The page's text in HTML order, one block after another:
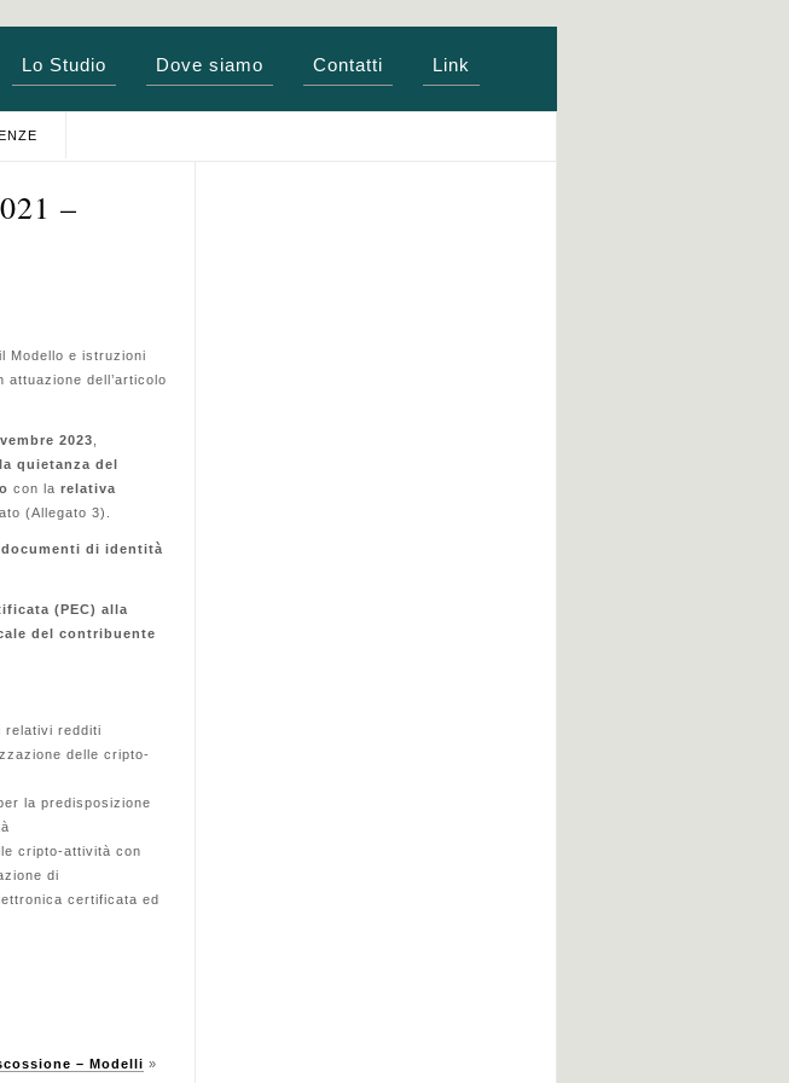
Lo Studio Dove siamo Contatti Link
–
Modello e istruzioni
attuazione dell’articolo
2023
quietanza del
con la relativa
(Allegato 3).
di identità
(PEC) alla
del contribuente
relativi redditi
delle cripto-
la predisposizione
cripto-attività con
di
certificata ed
– Modelli »